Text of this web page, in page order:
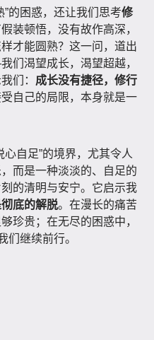
”的困惑，还让我们思考修
装顿悟，没有故作高深，
才能圆熟？这一问，道出
们渴望成长，渴望超越，
们： 成长没有捷径，修行
自己的局限，本身就是一
自足”的境界，尤其令人
而是一种淡淡的、自足的
的清明与安宁。它启示我
底的解脱。在漫长的痛苦
珍贵；在无尽的困惑中，
们继续前行。